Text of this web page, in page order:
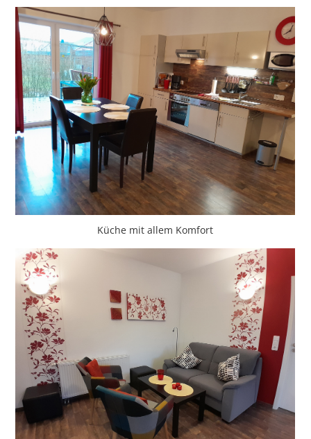
Küche mit allem Komfort